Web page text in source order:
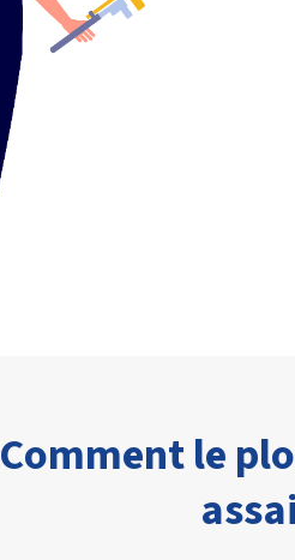
Comment le